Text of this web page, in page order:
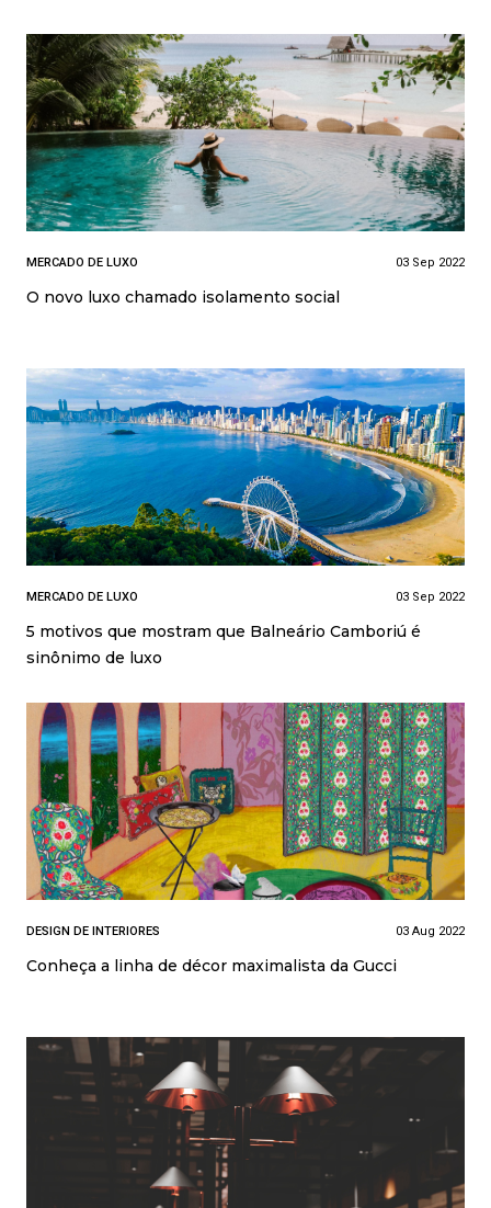
MERCADO DE LUXO 03 Sep 2022
O novo luxo chamado isolamento social
MERCADO DE LUXO 03 Sep 2022
5 motivos que mostram que Balneário Camboriú é
sinônimo de luxo
DESIGN DE INTERIORES 03 Aug 2022
Conheça a linha de décor maximalista da Gucci